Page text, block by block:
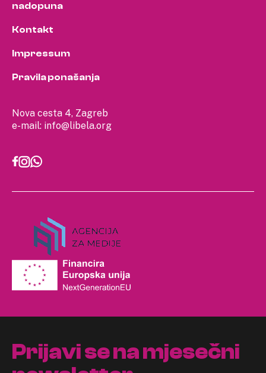
Nova cesta 4, Zagreb
e-mail: info@libela.org
nadopuna
Kontakt
Impressum
Pravila ponašanja
Prijavi se na mjesečni